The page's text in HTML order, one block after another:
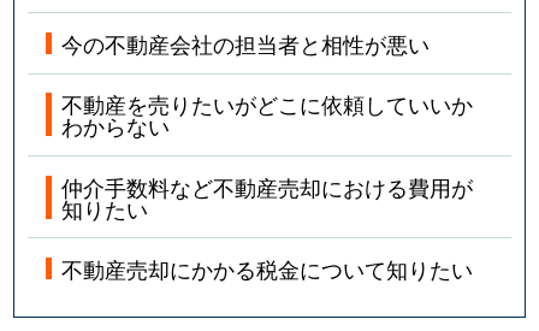
今の不動産会社の担当者と相性が悪い
不動産を売りたいがどこに依頼していいか
わからない
仲介手数料など不動産売却における費用が
知りたい
不動産売却にかかる税金について知りたい